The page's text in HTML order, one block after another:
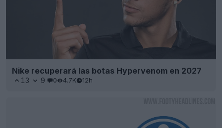
Nike recuperará las botas Hypervenom en 2027
13 9 0 4.7K 12h